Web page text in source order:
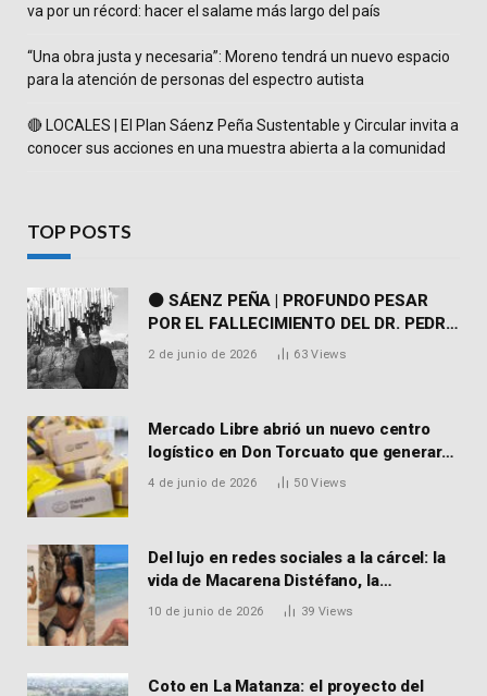
va por un récord: hacer el salame más largo del país
“Una obra justa y necesaria”: Moreno tendrá un nuevo espacio
para la atención de personas del espectro autista
🔴 LOCALES | El Plan Sáenz Peña Sustentable y Circular invita a
conocer sus acciones en una muestra abierta a la comunidad
TOP POSTS
⚫ SÁENZ PEÑA | PROFUNDO PESAR
POR EL FALLECIMIENTO DEL DR. PEDRO
MARTORELL
2 de junio de 2026 63Views
Mercado Libre abrió un nuevo centro
logístico en Don Torcuato que generará
900 empleos: cómo enviar el CV
4 de junio de 2026 50Views
Del lujo en redes sociales a la cárcel: la
vida de Macarena Distéfano, la
influencer de San Martín acusada de
10 de junio de 2026 39 Views
Coto en La Matanza: el proyecto del